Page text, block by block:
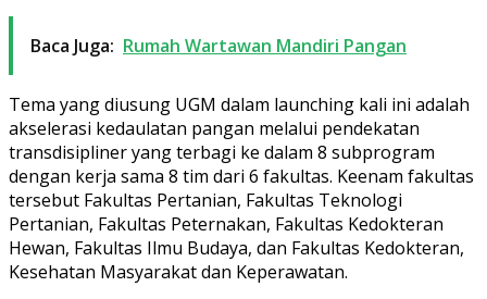
Baca Juga: Rumah Wartawan Mandiri Pangan
Tema yang diusung UGM dalam launching kali ini adalah
akselerasi kedaulatan pangan melalui pendekatan
transdisipliner yang terbagi ke dalam 8 subprogram
dengan kerja sama 8 tim dari 6 fakultas. Keenam fakultas
tersebut Fakultas Pertanian, Fakultas Teknologi
Pertanian, Fakultas Peternakan, Fakultas Kedokteran
Hewan, Fakultas Ilmu Budaya, dan Fakultas Kedokteran,
Kesehatan Masyarakat dan Keperawatan.